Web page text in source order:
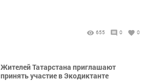
655 0 0
Жителей Татарстана приглашают
принять участие в Экодиктанте